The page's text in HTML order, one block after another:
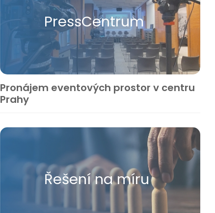
Press​Centrum
Pronájem eventových prostor v centru
Prahy
Řešení na míru